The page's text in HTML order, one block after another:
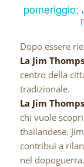
pomeriggio:
Dopo essere
La Jim
centro della
tradizionale.
La Jim
chi vuole
thailandese.
contribuì a
nel